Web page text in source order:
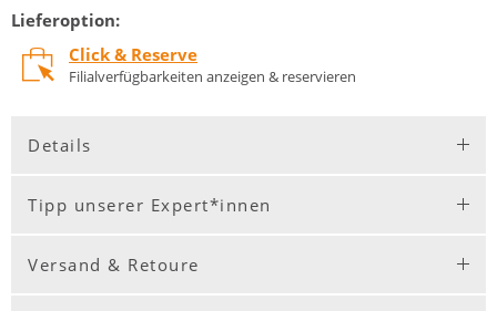
Lieferoption:
Click & Reserve
Filialverfügbarkeiten anzeigen & reservieren
Details
Tipp unserer Expert*innen
Versand & Retoure